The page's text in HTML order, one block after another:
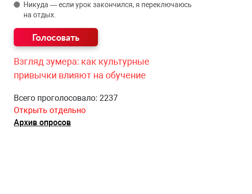
Никуда — если урок закончился, я переключаюсь
на отдых.
Взгляд зумера: как культурные
привычки влияют на обучение
Всего проголосовало: 2237
Открыть отдельно
Архив опросов